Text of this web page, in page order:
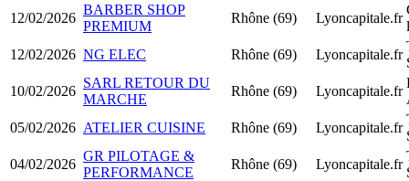
12/02/2026
BARBER SHOP
PREMIUM
Rhône (69) Lyoncapitale.fr
12/02/2026 NG ELEC Rhône (69) Lyoncapitale.fr
10/02/2026
SARL RETOUR DU
MARCHE
Rhône (69) Lyoncapitale.fr
05/02/2026 ATELIER CUISINE Rhône (69) Lyoncapitale.fr
04/02/2026
GR PILOTAGE &
PERFORMANCE
Rhône (69) Lyoncapitale.fr